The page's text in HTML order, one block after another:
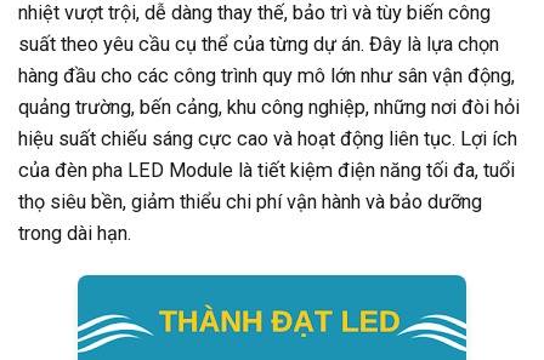
nhiệt vượt trội, dễ dàng thay thế, bảo trì và tùy biến công
suất theo yêu cầu cụ thể của từng dự án. Đây là lựa chọn
hàng đầu cho các công trình quy mô lớn như sân vận động,
quảng trường, bến cảng, khu công nghiệp, những nơi đòi hỏi
hiệu suất chiếu sáng cực cao và hoạt động liên tục. Lợi ích
của đèn pha LED Module là tiết kiệm điện năng tối đa, tuổi
thọ siêu bền, giảm thiểu chi phí vận hành và bảo dưỡng
trong dài hạn.